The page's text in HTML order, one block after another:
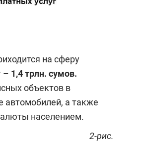
на сферу
– 1,4 трлн. сумов.
объектов в
автомобилей, а также
населением.
2-рис.